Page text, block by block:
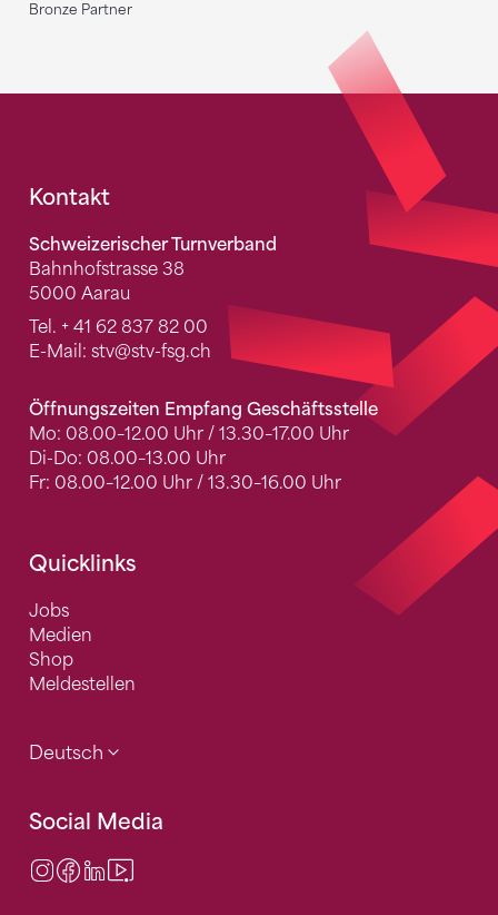
Bronze Partner
Fusszeile
Kontakt
Schweizerischer Turnverband
Bahnhofstrasse 38
5000 Aarau
Tel. + 41 62 837 82 00
E-Mail: stv@stv-fsg.ch
Öffnungszeiten Empfang Geschäftsstelle
Mo: 08.00–12.00 Uhr / 13.30–17.00 Uhr
Di-Do: 08.00–13.00 Uhr
Fr: 08.00–12.00 Uhr / 13.30–16.00 Uhr
Quicklinks
Jobs
Medien
Shop
Meldestellen
Deutsch
Social Media
Instagram
Facebook
LinkedIn